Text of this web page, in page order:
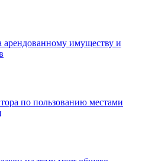
имуществу и
по пользованию местами